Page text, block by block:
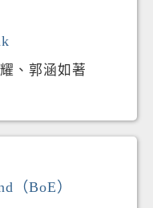
、郭涵如著
（BoE）